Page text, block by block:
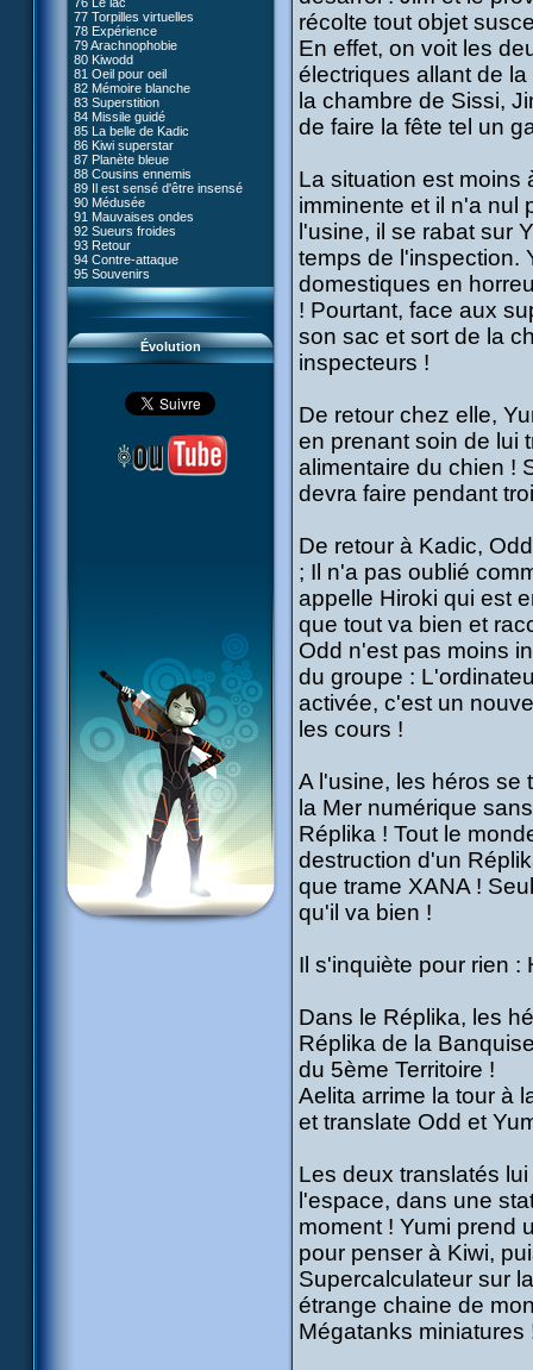
77 Torpilles virtuelles
78 Expérience
79 Arachnophobie
80 Kiwodd
81 Oeil pour oeil
82 Mémoire blanche
83 Superstition
84 Missile guidé
85 La belle de Kadic
86 Kiwi superstar
87 Planète bleue
88 Cousins ennemis
89 Il est sensé d'être insensé
90 Médusée
91 Mauvaises ondes
92 Sueurs froides
93 Retour
94 Contre-attaque
95 Souvenirs
Évolution
#05 - Rivalité
#06 - Soupçons
#07 - Compte-à-rebours
#08 - Virus
#09 - Comment tromper XANA
#10 - Le réveil du guerrier
#11 - Rendez-vous
#12 - Chaos à Kadic
#13 - Vendredi 13
#14 - Intrusion
#15 - Les sans-codes
#16 - Confusion
#17 - Un avenir professionnel
assuré
#18 - Obstination
#19 - Le piège
#20 - Espionnage
#21 - Faux-semblants
#22 - Mutinerie
#23 - Le blues de Jérémie
#24 - Paradoxe temporel
#25 - Hécatombe
#26 - Ultime mission
récolte tout objet
En effet, on voit les
électriques allant de
la chambre de Sissi,
de faire la fête tel un
La situation est moins
imminente et il n'a nul
l'usine, il se rabat sur
temps de l'inspection.
domestiques en
! Pourtant, face aux
son sac et sort de la
inspecteurs !
De retour chez elle,
en prenant soin de lui
alimentaire du chien !
devra faire pendant
De retour à Kadic,
; Il n'a pas oublié
appelle Hiroki qui est
que tout va bien et
Odd n'est pas moins
du groupe :
activée, c'est un
les cours !
A l'usine, les héros se
la Mer numérique
Réplika ! Tout le
destruction d'un
que trame XANA !
qu'il va bien !
Il s'inquiète pour rien :
Dans le Réplika, les
Réplika de la
du 5ème Territoire !
Aelita arrime la tour à
et translate Odd et
Les deux translatés
l'espace, dans une
moment ! Yumi prend
pour penser à Kiwi,
Supercalculateur sur
étrange chaine de
Mégatanks miniatures